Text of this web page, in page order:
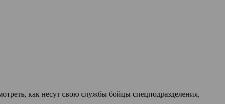
как несут свою службы бойцы спецподразделения,